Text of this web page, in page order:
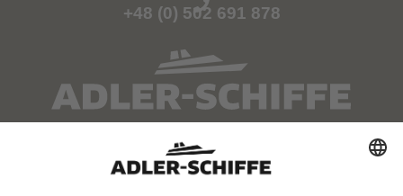
+48 (0) 502 691 878